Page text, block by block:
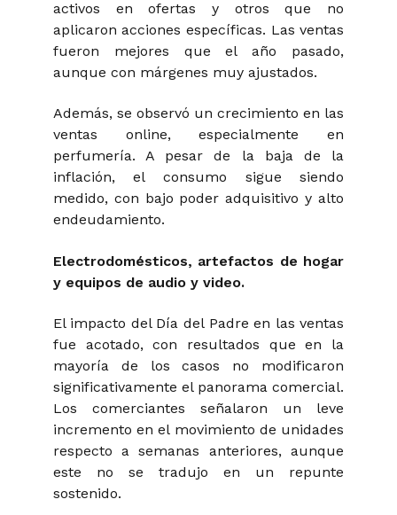
activos en ofertas y otros que no
aplicaron acciones específicas. Las ventas
fueron mejores que el año pasado,
aunque con márgenes muy ajustados.
Además, se observó un crecimiento en las
ventas online, especialmente en
perfumería. A pesar de la baja de la
inflación, el consumo sigue siendo
medido, con bajo poder adquisitivo y alto
endeudamiento.
Electrodomésticos, artefactos de hogar
y equipos de audio y video.
El impacto del Día del Padre en las ventas
fue acotado, con resultados que en la
mayoría de los casos no modificaron
significativamente el panorama comercial.
Los comerciantes señalaron un leve
incremento en el movimiento de unidades
respecto a semanas anteriores, aunque
este no se tradujo en un repunte
sostenido.